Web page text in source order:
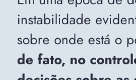
instabilidade
sobre onde está o
de fato, no